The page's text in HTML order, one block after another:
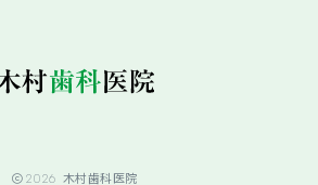
2026 木村歯科医院